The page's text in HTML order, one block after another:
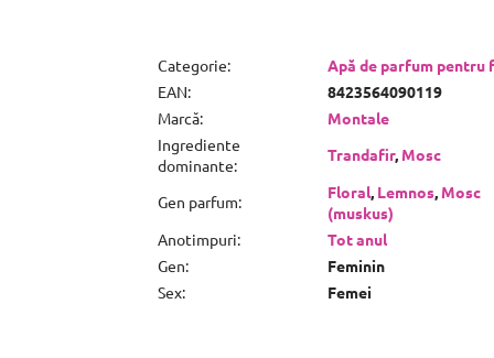
Categorie:
Apă de parfum pentru
EAN:
8423564090119
Marcă:
Montale
Ingrediente
dominante:
Trandafir, Mosc
Gen parfum: Floral, Lemnos, Mosc
(muskus)
Anotimpuri:
Tot anul
Gen:
Feminin
Sex: Femei